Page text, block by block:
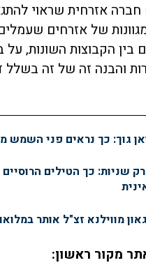
אזרחית שראוי
של אזרחים
בין הקבוצות השונות, על
והבנה זה של זה בשלל
גוך: כך נראים פני השמש
שניות: כך הטילים
מווילנא זצ"ל אותר במלואו
מקור ראשון: